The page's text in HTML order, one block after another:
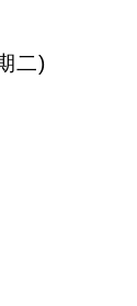
二)